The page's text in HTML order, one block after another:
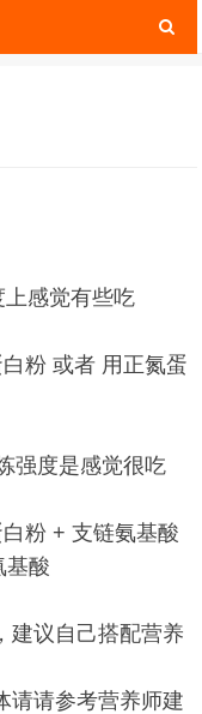
感觉有些吃
粉 或者 用正氮蛋
强度是感觉很吃
粉 + 支链氨基酸
基酸
建议自己搭配营养
请请参考营养师建